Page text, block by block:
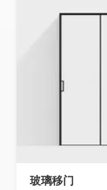
收藏
玻璃移门